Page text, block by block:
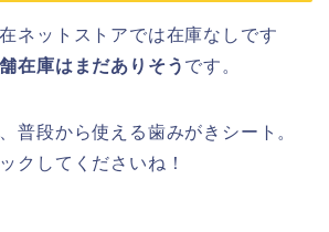
ネットストアでは在庫なしです
在庫はまだありそう です。
普段から使える歯みがきシート。
クしてくださいね！